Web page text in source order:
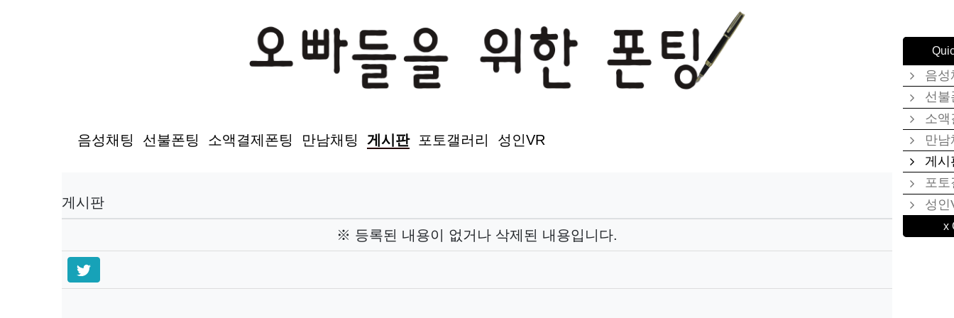
음성채팅 선불폰팅 소액결제폰팅 만남채팅 게시판 포토갤러리 성인VR
음성
선불
소액
만남
게시
포토
성인
x
게시판
※ 등록된 내용이 없거나 삭제된 내용입니다.